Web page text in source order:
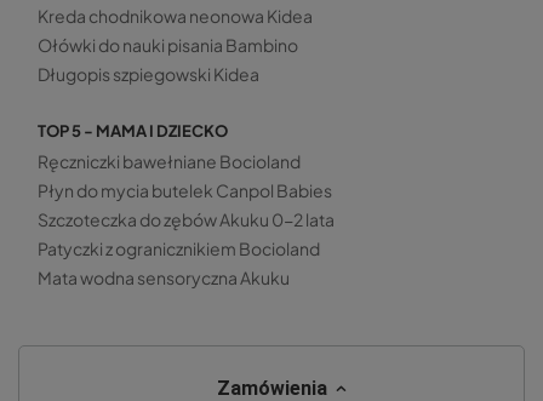
Kreda chodnikowa neonowa Kidea
Ołówki do nauki pisania Bambino
Długopis szpiegowski Kidea
TOP 5 - MAMA I DZIECKO
Ręczniczki bawełniane Bocioland
Płyn do mycia butelek Canpol Babies
Szczoteczka do zębów Akuku 0-2 lata
Patyczki z ogranicznikiem Bocioland
Mata wodna sensoryczna Akuku
Zamówienia